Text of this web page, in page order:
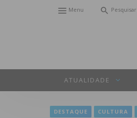
Menu Pesquisar
ATUALIDADE
DESTAQUE CULTURA